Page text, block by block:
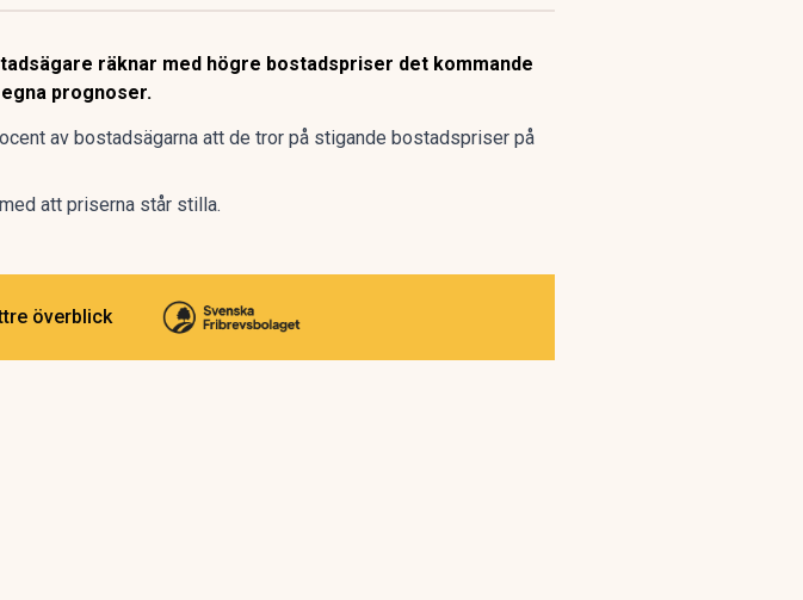
räknar med högre bostadspriser det kommande
prognoser.
av bostadsägarna att de tror på stigande bostadspriser på
att priserna står stilla.
överblick